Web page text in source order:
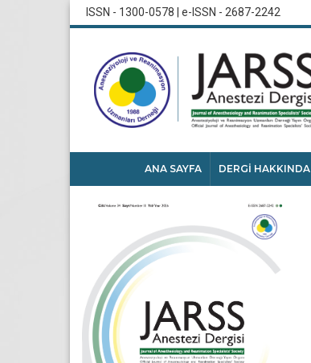
ISSN - 1300-0578 | e-ISSN - 2687-2242
ANA SAYFA DERGİ HAKKINDA